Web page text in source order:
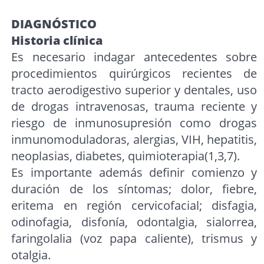
DIAGNÓSTICO
Historia clínica
Es necesario indagar antecedentes sobre
procedimientos quirúrgicos recientes de
tracto aerodigestivo superior y dentales, uso
de drogas intravenosas, trauma reciente y
riesgo de inmunosupresión como drogas
inmunomoduladoras, alergias, VIH, hepatitis,
neoplasias, diabetes, quimioterapia(1,3,7).
Es importante además definir comienzo y
duración de los síntomas; dolor, fiebre,
eritema en región cervicofacial; disfagia,
odinofagia, disfonía, odontalgia, sialorrea,
faringolalia (voz papa caliente), trismus y
otalgia.